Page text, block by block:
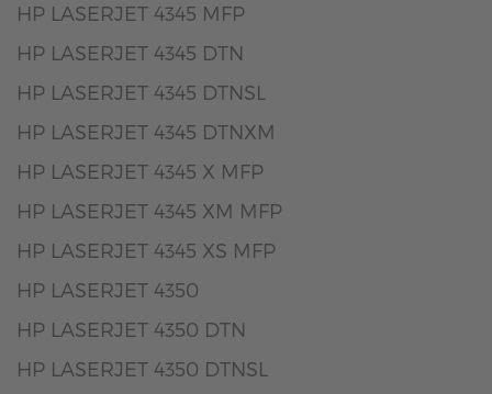
HP LASERJET 4345 MFP
HP LASERJET 4345 DTN
HP LASERJET 4345 DTNSL
HP LASERJET 4345 DTNXM
HP LASERJET 4345 X MFP
HP LASERJET 4345 XM MFP
HP LASERJET 4345 XS MFP
HP LASERJET 4350
HP LASERJET 4350 DTN
HP LASERJET 4350 DTNSL